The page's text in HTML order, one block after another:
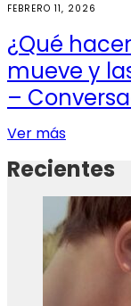
FEBRERO 11, 2026
¿Qué
mueve y
–
Ver más
Recientes